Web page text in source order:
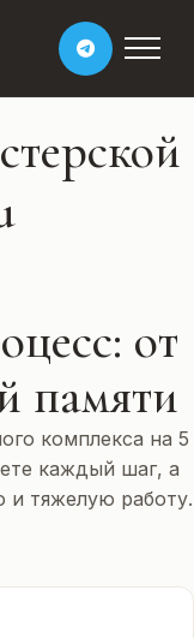
от
памяти
комплекса на 5
каждый шаг, а
тяжелую работу.